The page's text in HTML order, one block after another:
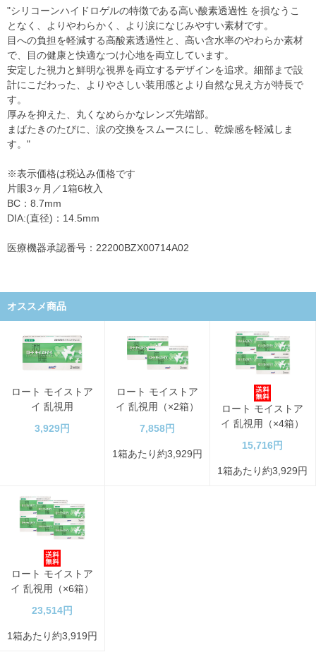
"シリコーンハイドロゲルの特徴である高い酸素透過性 を損なうこ
となく、よりやわらかく、より涙になじみやすい素材です。
目への負担を軽減する高酸素透過性と、高い含水率のやわらか素材
で、目の健康と快適なつけ心地を両立しています。
安定した視力と鮮明な視界を両立するデザインを追求。細部まで設
計にこだわった、よりやさしい装用感とより自然な見え方が特長で
す。
厚みを抑えた、丸くなめらかなレンズ先端部。
まばたきのたびに、涙の交換をスムースにし、乾燥感を軽減しま
す。"
※表示価格は税込み価格です
片眼3ヶ月／1箱6枚入
BC：8.7mm
DIA:(直径)：14.5mm
医療機器承認番号：22200BZX00714A02
オススメ商品
ロート モイストア
イ 乱視用
3,929円
ロート モイストア
イ 乱視用（×2箱）
7,858円
1箱あたり約3,929円
ロート モイストア
イ 乱視用（×4箱）
15,716円
1箱あたり約3,929円
ロート モイストア
イ 乱視用（×6箱）
23,514円
1箱あたり約3,919円